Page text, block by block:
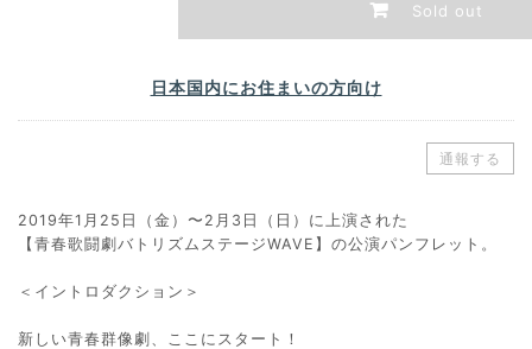
Sold out
日本国内にお住まいの方向け
通報する
2019年1月25日（金）〜2月3日（日）に上演された
【青春歌闘劇バトリズムステージWAVE】の公演パンフレット。
＜イントロダクション＞
新しい青春群像劇、ここにスタート！